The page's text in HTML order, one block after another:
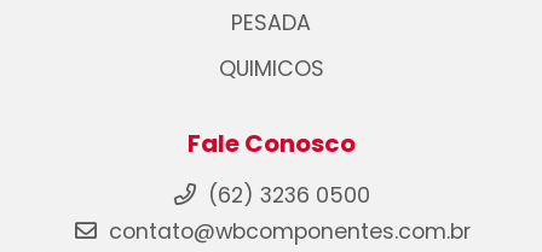
PESADA
QUIMICOS
Fale Conosco
(62) 3236 0500
contato@wbcomponentes.com.br